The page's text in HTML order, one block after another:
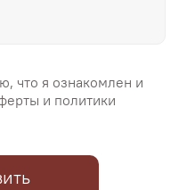
что я ознакомлен и
и политики